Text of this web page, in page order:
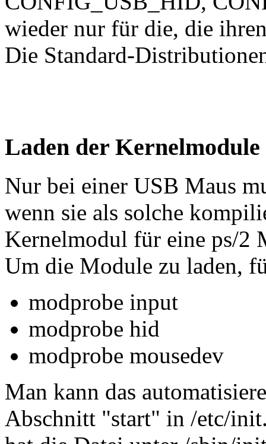
wieder nur für die, die
Die Standard-
Laden der Kernelmodule
Nur bei einer USB Maus
wenn sie als solche
Kernelmodul für eine ps/2
Um die Module zu laden,
modprobe input
modprobe hid
modprobe mousedev
Man kann das
Abschnitt "start" in /etc/